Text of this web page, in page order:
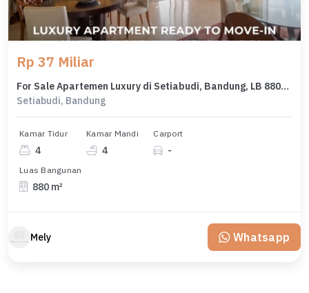
Rp 37 Miliar
For Sale Apartemen Luxury di Setiabudi, Bandung, LB 880m²
Setiabudi, Bandung
Kamar Tidur
4
Kamar Mandi
4
Carport
-
Luas Bangunan
880 m²
Mely Whatsapp